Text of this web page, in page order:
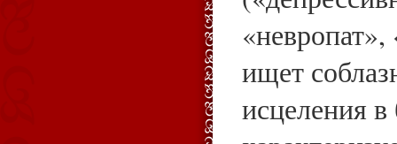
ищет
исцеления в